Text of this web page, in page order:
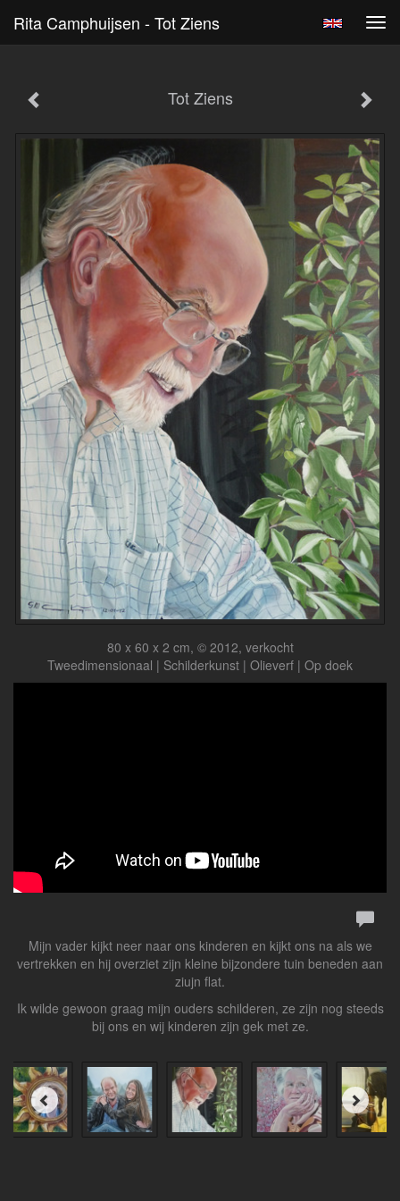
Rita Camphuijsen - Tot Ziens
Tot Ziens
80 x 60 x 2 cm, © 2012, verkocht
Tweedimensionaal | Schilderkunst | Olieverf | Op doek
Mijn vader kijkt neer naar ons kinderen en kijkt ons na als we
vertrekken en hij overziet zijn kleine bijzondere tuin beneden aan
ziujn flat.
Ik wilde gewoon graag mijn ouders schilderen, ze zijn nog steeds
bij ons en wij kinderen zijn gek met ze.